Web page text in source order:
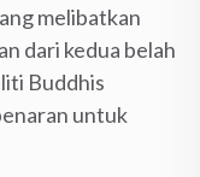
melibatkan
dari kedua belah
Buddhis
untuk